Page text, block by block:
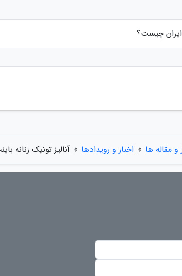
ایران چیست؟
و مقاله ها » اخبار و رویدادها » آنالیز تونیک زنانه باینت مدل 2261526؛